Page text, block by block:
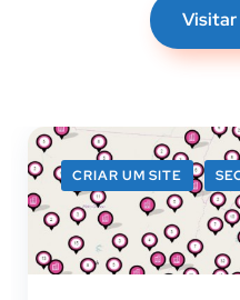
Visitar
CRIAR UM SITE